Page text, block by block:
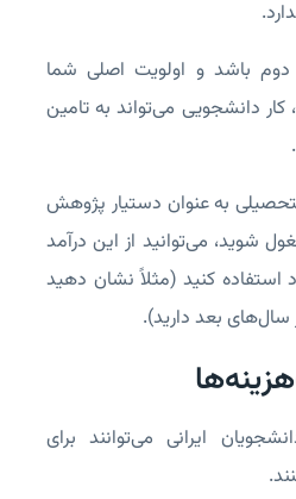
دوم باشد و اولویت اصلی شما
دانشجویی می‌تواند به تامین
به عنوان دستیار پژوهش
شوید، می‌توانید از این درآمد
استفاده کنید (مثلاً نشان دهید
سال‌های بعد دارید).
ایرانی می‌توانند برای